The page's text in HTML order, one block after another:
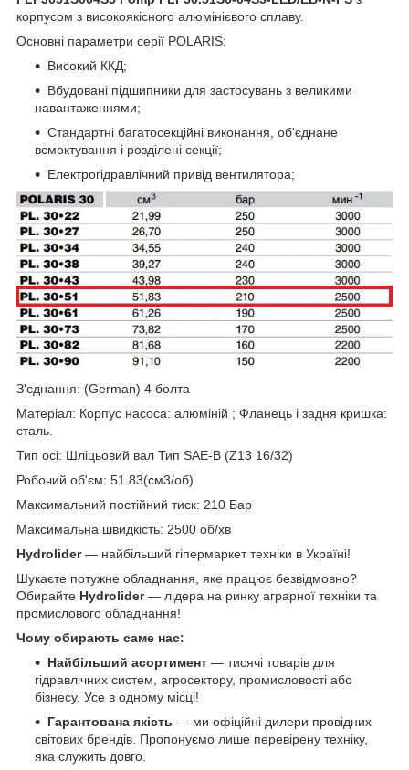
корпусом з високоякісного алюмінієвого сплаву.
Основні параметри серії POLARIS:
Високий ККД;
Вбудовані підшипники для застосувань з великими
навантаженнями;
Стандартні багатосекційні виконання, об'єднане
всмоктування і розділені секції;
Електрогідравлічний привід вентилятора;
З'єднання: (German) 4 болта
Матеріал: Корпус насоса: алюміній ; Фланець і задня кришка:
сталь.
Тип осі: Шліцьовий вал Тип SAE-B (Z13 16/32)
Робочий об'єм: 51.83(см3/об)
Максимальний постійний тиск: 210 Бар
Максимальна швидкість: 2500 об/хв
Hydrolider— найбільший гіпермаркет техніки в Україні!
Шукаєте потужне обладнання, яке працює безвідмовно?
Обирайте Hydrolider— лідера на ринку аграрної техніки та
промислового обладнання!
Чому обирають саме нас:
Найбільший асортимент — тисячі товарів для
гідравлічних систем, агросектору, промисловості або
бізнесу. Усе в одному місці!
Гарантована якість — ми офіційні дилери провідних
світових брендів. Пропонуємо лише перевірену техніку,
яка служить довго.